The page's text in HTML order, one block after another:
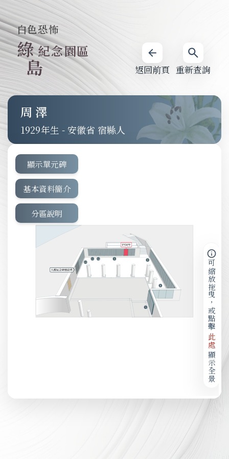
重新查詢
返回前頁
白色恐怖
綠
島
紀念園區
周澤
1929 - 安徽省 宿縣人
顯示單元碑
基本資料簡介
分區說明
可縮放拖曳，或點擊
此處
顯示全景